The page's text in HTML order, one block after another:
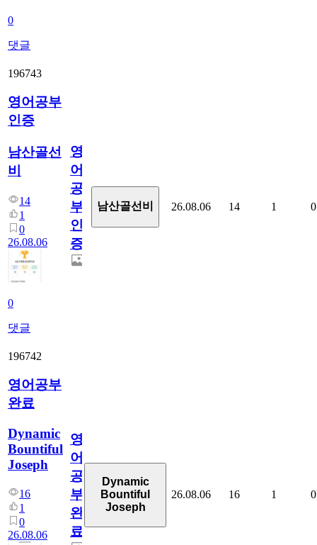
0
댓글
196743
영어공부
인증
남산골선
비
14
1
0
26.08.06
0
댓글
영
어
공
부
인
증
남산골선비 26.08.06 14 1 0
196742
영어공부
완료
Dynamic
Bountiful
Joseph
16
1
0
26.08.06
영
어
공
부
완
료
Dynamic
Bountiful
Joseph
26.08.06 16 1 0